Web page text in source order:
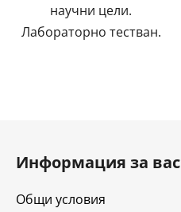
научни цели.
Лабораторно тестван.
Информация за вас
Общи условия